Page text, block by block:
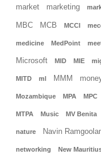
market marketing
MBC MCB MCCI
medicine MedPoint
Microsoft MID MIE
MITD ml MMM
Mozambique MPA MPC
MTPA Music MV Benita
nature Navin
networking New